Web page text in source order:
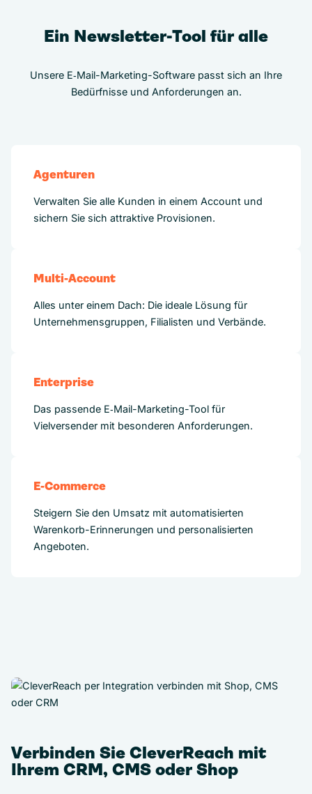
Ein Newsletter-Tool für alle
Unsere E‑Mail-Marketing-Software passt sich an Ihre
Bedürfnisse und Anforderungen an.
Agenturen
Verwalten Sie alle Kunden in einem Account und
sichern Sie sich attraktive Provisionen.
Multi-Account
Alles unter einem Dach: Die ideale Lösung für
Unternehmensgruppen, Filialisten und Verbände.
Enterprise
Das passende E‑Mail-Marketing-Tool für
Vielversender mit besonderen Anforderungen.
E-Commerce
Steigern Sie den Umsatz mit automatisierten
Warenkorb-Erinnerungen und personalisierten
Angeboten.
Verbinden Sie CleverReach mit
Ihrem CRM, CMS oder Shop